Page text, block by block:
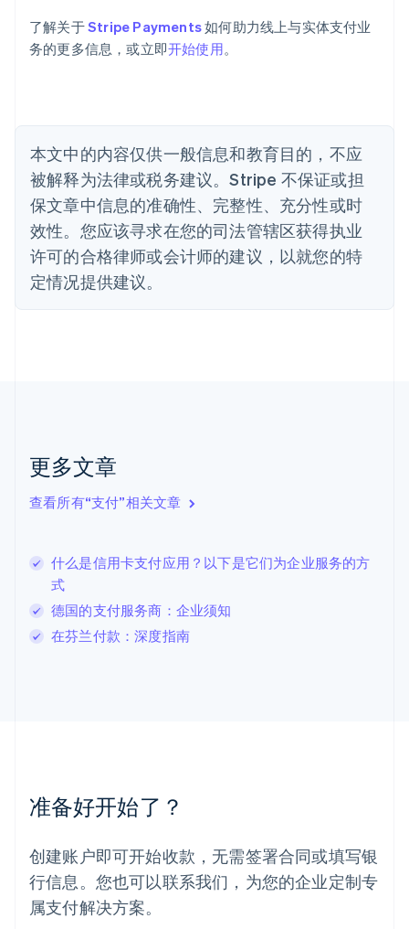
了解关于Stripe Payments如何助力线上与实体支付业
务的更多信息，或立即开始使用。
本文中的内容仅供一般信息和教育目的，不应
被解释为法律或税务建议。Stripe 不保证或担
保文章中信息的准确性、完整性、充分性或时
效性。您应该寻求在您的司法管辖区获得执业
许可的合格律师或会计师的建议，以就您的特
定情况提供建议。
更多文章
查看所有“支付”相关文章
什么是信用卡支付应用？以下是它们为企业服务的方
式
德国的支付服务商：企业须知
在芬兰付款：深度指南
准备好开始了？
创建账户即可开始收款，无需签署合同或填写银
行信息。您也可以联系我们，为您的企业定制专
属支付解决方案。
巴西
Português English
English
丹麦
English
德国
DeutschEnglish
法国
FrançaisEnglish
芬兰
EnglishSvenska
English Italiano
拉脱维亚
立陶宛
DeutschEnglish
卢森堡
罗马尼亚
English
挪威
葡萄牙
Português English
日本
日本語English
瑞典